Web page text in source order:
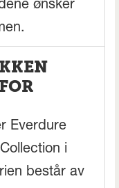
ønsker
Everdure
i
består av